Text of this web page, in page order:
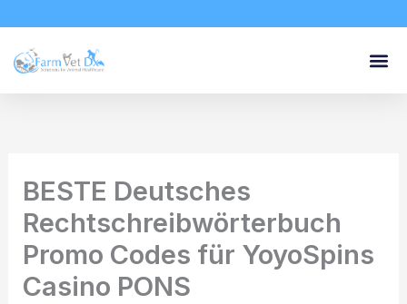
content
BESTE Deutsches
Rechtschreibwörterbuch
Promo Codes für YoyoSpins
Casino PONS